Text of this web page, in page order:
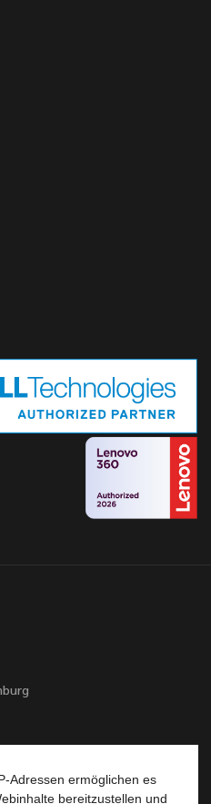
Adressen ermöglichen es
bereitzustellen und